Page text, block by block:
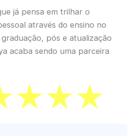
já pensa em trilhar o
através do ensino no
pós e atualização
acaba sendo uma parceira